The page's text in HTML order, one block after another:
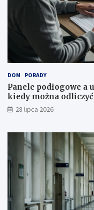
DOM PORADY
Panele podłogowe
kiedy można
28 lipca 2026